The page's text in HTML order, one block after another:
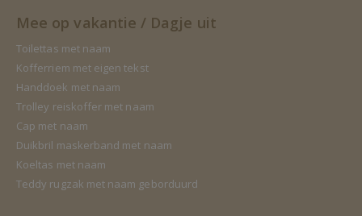
Mee op vakantie / Dagje uit
Toilettas met naam
Kofferriem met eigen tekst
Handdoek met naam
Trolley reiskoffer met naam
Cap met naam
Duikbril maskerband met naam
Koeltas met naam
Teddy rugzak met naam geborduurd